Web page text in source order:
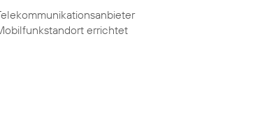
errichtet